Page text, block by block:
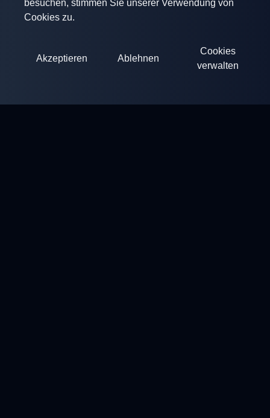
besuchen, stimmen Sie unserer Verwendung von
Cookies zu.
Akzeptieren Ablehnen
Cookies
verwalten